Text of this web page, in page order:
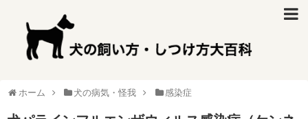
ホーム 犬の病気・怪我 感染症